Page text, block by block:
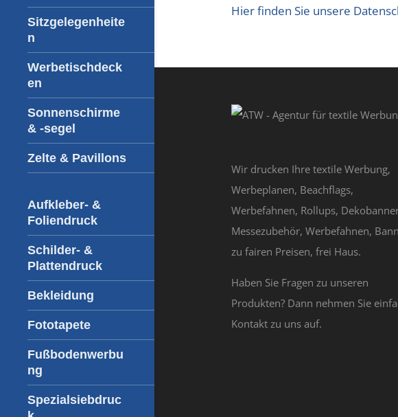
Sitzgelegenheite
n
Werbetischdeck
en
Sonnenschirme
& -segel
Zelte & Pavillons
Aufkleber- &
Foliendruck
Schilder- &
Plattendruck
Bekleidung
Fototapete
Fußbodenwerbu
ng
Spezialsiebdruc
Hier finden Sie unsere
Wir drucken Ihre textile Werbung,
Werbeplanen, Beachflags,
Werbefahnen, Rollups,
Messezubehör, Werbefahnen,
zu fairen Preisen, frei Haus.
Haben Sie Fragen zu unseren
Produkten? Dann nehmen Sie
Kontakt zu uns auf.